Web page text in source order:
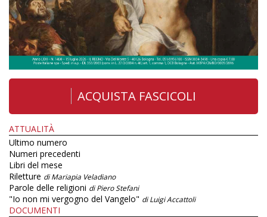
ACQUISTA FASCICOLI
ATTUALITÀ
Ultimo numero
Numeri precedenti
Libri del mese
Riletture di Mariapia Veladiano
Parole delle religioni di Piero Stefani
"Io non mi vergogno del Vangelo" di Luigi Accattoli
DOCUMENTI